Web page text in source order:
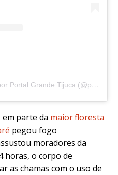
Uma publicação partilhada por Portal Grande Tijuca (@portalgrandetijuca)
em parte da maior floresta
pegou fogo
moradores da
horas, o corpo de
as chamas com o uso de